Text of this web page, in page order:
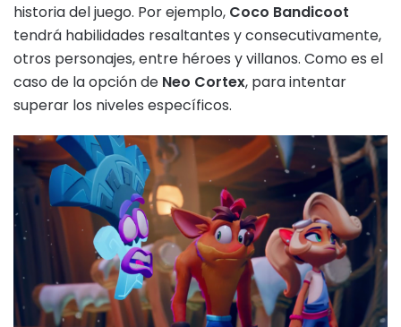
historia del juego. Por ejemplo, Coco Bandicoot
tendrá habilidades resaltantes y consecutivamente,
otros personajes, entre héroes y villanos. Como es el
caso de la opción de Neo Cortex, para intentar
superar los niveles específicos.